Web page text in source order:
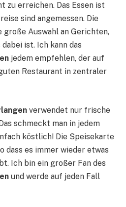
zu erreichen. Das Essen ist
sind angemessen. Die
Auswahl an Gerichten,
ist. Ich kann das
jedem empfehlen, der auf
Restaurant in zentraler
verwendet nur frische
schmeckt man in jedem
köstlich! Die Speisekarte
dass es immer wieder etwas
Ich bin ein großer Fan des
und werde auf jeden Fall